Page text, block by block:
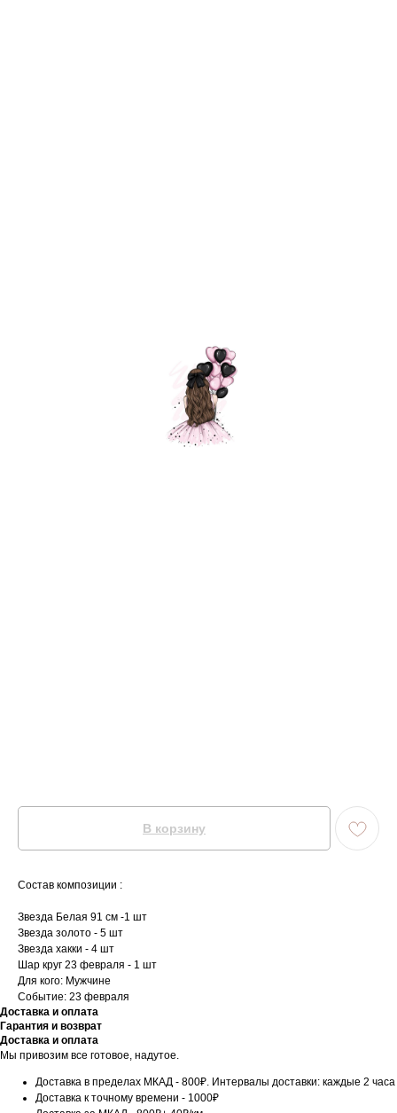
В корзину
Состав композиции :
Звезда Белая 91 см -1 шт
Звезда золото - 5 шт
Звезда хакки - 4 шт
Шар круг 23 февраля - 1 шт
Для кого: Мужчине
Событие: 23 февраля
Доставка и оплата
Гарантия и возврат
Доставка и оплата
Мы привозим все готовое, надутое.
Доставка в пределах МКАД - 800₽. Интервалы доставки: каждые 2 часа
Доставка к точному времени - 1000₽